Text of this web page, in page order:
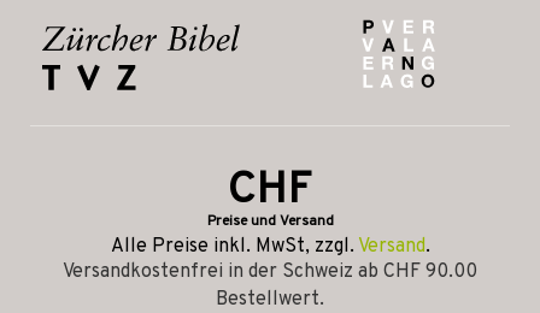
CHF
Preise und Versand
Alle Preise inkl. MwSt, zzgl. Versand.
Versandkostenfrei in der Schweiz ab CHF 90.00
Bestellwert.